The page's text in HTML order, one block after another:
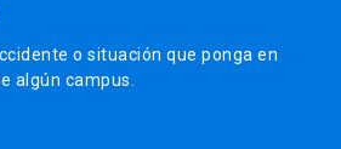
o situación que ponga en
algún campus.